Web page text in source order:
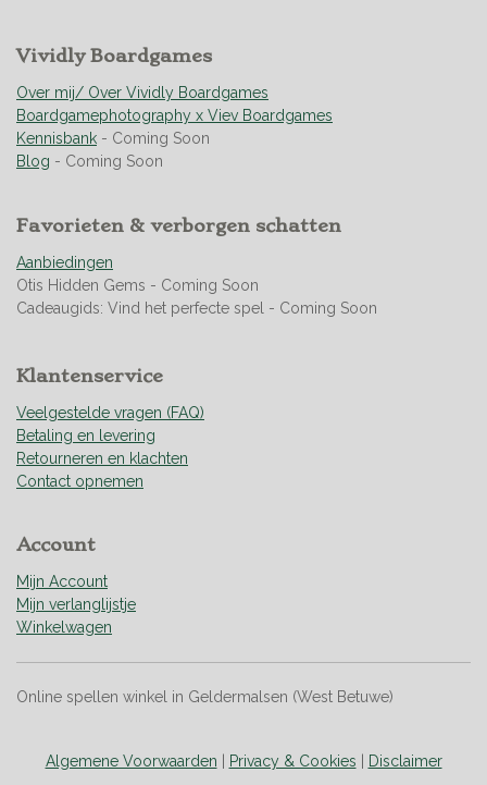
n
g
:
4
.
9
t
e
r
r
r r
r
e
n
r
r
e
n
r
r
e
n
r
r
e
n
n
Vividly Boardgames
Over mij/ Over Vividly Boardgames
Boardgamephotography x Viev Boardgames
Kennisbank - Coming Soon
Blog - Coming Soon
Favorieten & verborgen schatten
Aanbiedingen
Otis Hidden Gems - Coming Soon
Cadeaugids: Vind het perfecte spel - Coming Soon
Klantenservice
Veelgestelde vragen (FAQ)
Betaling en levering
Retourneren en klachten
Contact opnemen
Account
Mijn Account
Mijn verlanglijstje
Winkelwagen
Online spellen winkel in Geldermalsen (West Betuwe)
Algemene Voorwaarden Privacy & Cookies Disclaimer